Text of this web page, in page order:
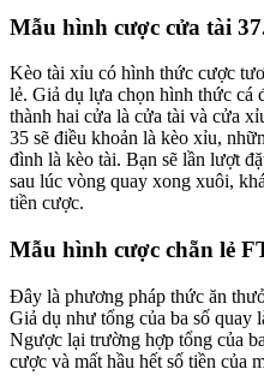
Mẫu hình cược cửa tài
Kèo tài xỉu có hình thức cược
lẻ. Giả dụ lựa chọn hình thức cá
thành hai cửa là cửa tài và cửa
35 sẽ điều khoản là kèo xỉu,
đình là kèo tài. Bạn sẽ lần lượt
sau lúc vòng quay xong xuôi,
tiền cược.
Mẫu hình cược chẵn lẻ
Đây là phương pháp thức ăn
Giả dụ như tổng của ba số quay
Ngược lại trường hợp tổng của
cược và mất hầu hết số tiền của